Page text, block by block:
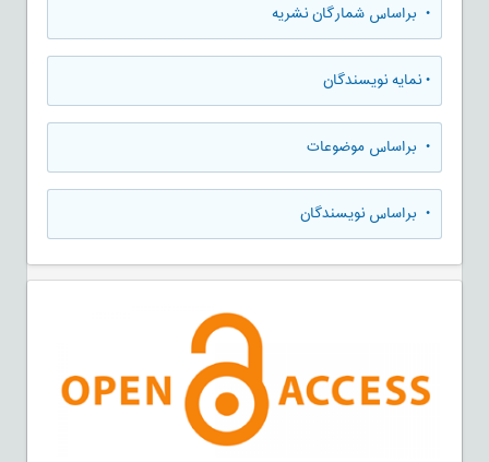
• براساس شمارگان نشریه
•نمایه نویسندگان
• براساس موضوعات
• براساس نویسندگان